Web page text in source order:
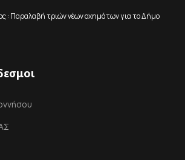
: Παραλαβή τριών νέων οχημάτων για το Δήμο